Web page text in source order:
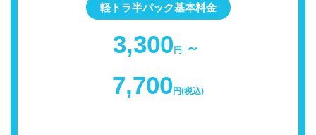
軽トラ半パック基本料金
3,300円 ～
7,700円(税込)